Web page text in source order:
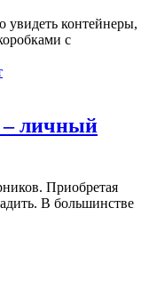
увидеть контейнеры,
с
– личный
Приобретая
В большинстве